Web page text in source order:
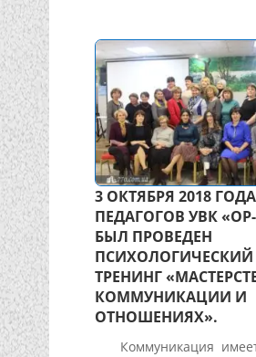
3 ОКТЯБРЯ 2018
ПЕДАГОГОВ УВК
БЫЛ ПРОВЕДЕН
ПСИХОЛОГИЧЕСКИЙ
ТРЕНИНГ
КОММУНИКАЦИИ И
ОТНОШЕНИЯХ».
Коммуникация